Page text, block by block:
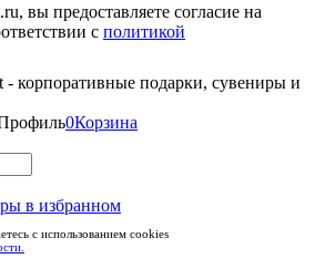
вы предоставляете согласие на
с политикой
- корпоративные подарки, сувениры и
0Корзина
в избранном
с использованием cookies